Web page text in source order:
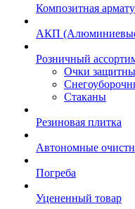
Композитная
АКП (Алюминиевые
Розничный
Очки
Стаканы
Резиновая плитка
Автономные
Погреба
Уцененный товар